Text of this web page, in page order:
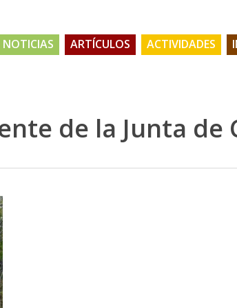
NOTICIAS ARTÍCULOS ACTIVIDADES
de la Junta de